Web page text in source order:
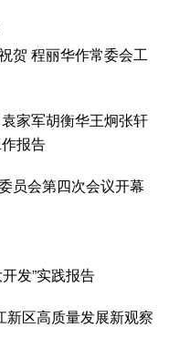
贺 程丽华作常委会工
家军胡衡华王炯张轩
报告
员会第四次会议开幕
发”实践报告
区高质量发展新观察